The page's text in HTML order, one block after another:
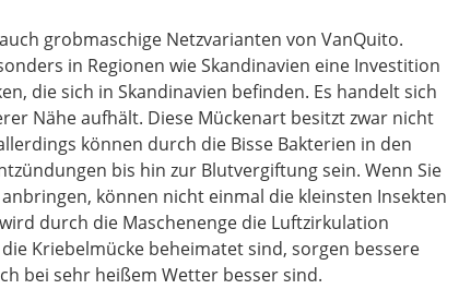
grobmaschige Netzvarianten von VanQuito.
in Regionen wie Skandinavien eine Investition
die sich in Skandinavien befinden. Es handelt sich
Nähe aufhält. Diese Mückenart besitzt zwar nicht
können durch die Bisse Bakterien in den
bis hin zur Blutvergiftung sein. Wenn Sie
können nicht einmal die kleinsten Insekten
durch die Maschenenge die Luftzirkulation
Kriebelmücke beheimatet sind, sorgen bessere
bei sehr heißem Wetter besser sind.